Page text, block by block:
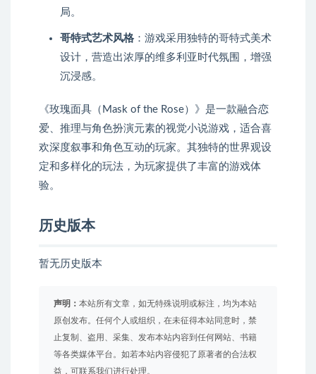
局。
哥特式艺术风格 ：游戏采用独特的哥特式美术
设计，营造出浓厚的维多利亚时代氛围，增强
沉浸感。
《玫瑰面具（Mask of the Rose）》是一款融合恋
爱、推理与角色扮演元素的视觉小说游戏，适合喜
欢深度叙事和角色互动的玩家。其独特的世界观设
定和多样化的玩法，为玩家提供了丰富的游戏体
验。
历史版本
暂无历史版本
声明： 本站所有文章，如无特殊说明或标注，均为本站
原创发布。任何个人或组织，在未征得本站同意时，禁
止复制、盗用、采集、发布本站内容到任何网站、书籍
等各类媒体平台。如若本站内容侵犯了原著者的合法权
益，可联系我们进行处理。